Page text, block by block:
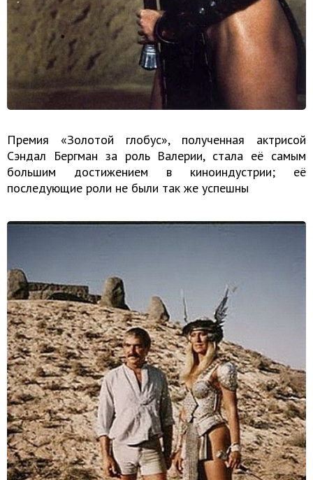
Премия «Золотой глобус», полученная актрисой
Сэндал Бергман за роль Валерии, стала её самым
большим достижением в киноиндустрии; её
последующие роли не были так же успешны